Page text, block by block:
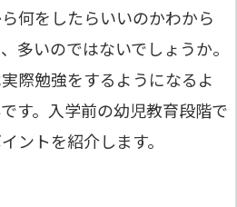
何をしたらいいのかわから
多いのではないでしょうか。
際勉強をするようになるよ
す。入学前の幼児教育段階で
ントを紹介します。